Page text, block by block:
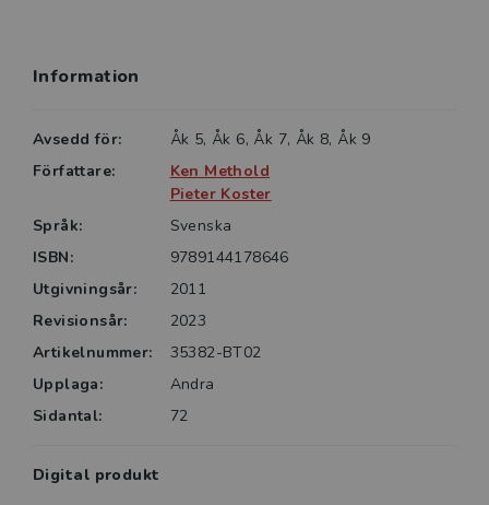
Längst bak i boken finns en ordlista till varje kapitel.
Alla texter inlästa
Information
Avsedd för:
Åk 5, Åk 6, Åk 7, Åk 8, Åk 9
Författare:
Ken Methold
Pieter Koster
Språk:
Svenska
ISBN:
9789144178646
Utgivningsår:
2011
Revisionsår:
2023
Artikelnummer:
35382-BT02
Upplaga:
Andra
Sidantal:
72
Digital produkt